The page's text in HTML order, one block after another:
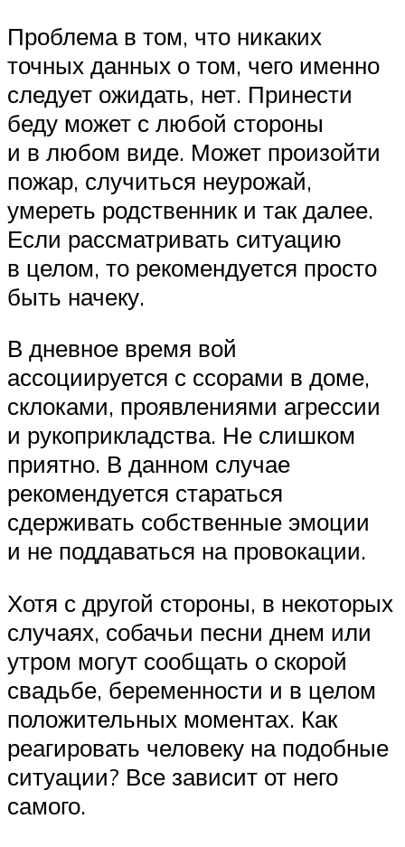
Проблема в том, что никаких
точных данных о том, чего именно
следует ожидать, нет. Принести
беду может с любой стороны
и в любом виде. Может произойти
пожар, случиться неурожай,
умереть родственник и так далее.
Если рассматривать ситуацию
в целом, то рекомендуется просто
быть начеку.
В дневное время вой
ассоциируется с ссорами в доме,
склоками, проявлениями агрессии
и рукоприкладства. Не слишком
приятно. В данном случае
рекомендуется стараться
сдерживать собственные эмоции
и не поддаваться на провокации.
Хотя с другой стороны, в некоторых
случаях, собачьи песни днем или
утром могут сообщать о скорой
свадьбе, беременности и в целом
положительных моментах. Как
реагировать человеку на подобные
ситуации? Все зависит от него
самого.